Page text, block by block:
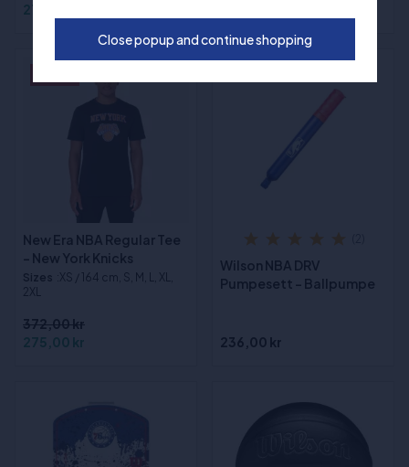
275,00 kr
New Era NBA Regular Tee
- New York Knicks
Sizes :XS / 164 cm, S, M, L, XL,
2XL
372,00 kr
275,00 kr
Wilson NBA DRV
Pumpesett - Ballpumpe
236,00 kr
Close popup and continue shopping